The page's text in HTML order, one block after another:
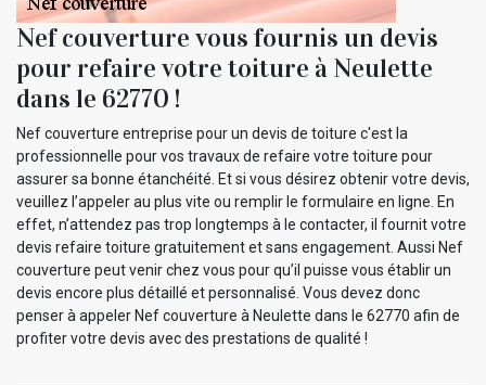
Nef couverture vous fournis un devis
pour refaire votre toiture à Neulette
dans le 62770 !
Nef couverture entreprise pour un devis de toiture c'est la
professionnelle pour vos travaux de refaire votre toiture pour
assurer sa bonne étanchéité. Et si vous désirez obtenir votre devis,
veuillez l’appeler au plus vite ou remplir le formulaire en ligne. En
effet, n’attendez pas trop longtemps à le contacter, il fournit votre
devis refaire toiture gratuitement et sans engagement. Aussi Nef
couverture peut venir chez vous pour qu’il puisse vous établir un
devis encore plus détaillé et personnalisé. Vous devez donc
penser à appeler Nef couverture à Neulette dans le 62770 afin de
profiter votre devis avec des prestations de qualité !